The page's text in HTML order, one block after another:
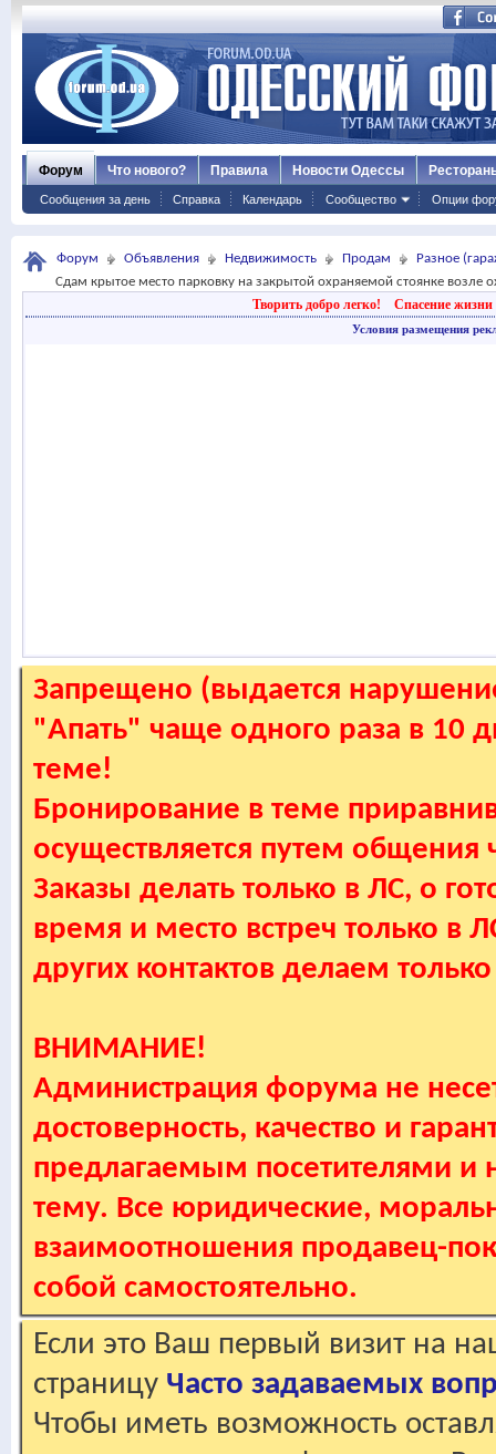
Форум
Сообщения за день Справка Календарь Сообщество Опции
Что нового? Правила Новости Одессы
Форум Объявления Недвижимость Продам
Разное
Сдам крытое место парковку на закрытой охраняемой стоянке возле
Творить добро легко! Спасение жизни
Условия размещения
Запрещено (выдается
"Апать" чаще одного раза в 10
теме!
Бронирование в теме
осуществляется путем
Заказы делать только в ЛС, о
время и место встреч только в
других контактов делаем
ВНИМАНИЕ!
Администрация форума не
достоверность, качество и
предлагаемым посетителями и
тему. Все юридические,
взаимоотношения продавец-
собой самостоятельно.
Если это Ваш первый визит на
страницу Часто задаваемых
Чтобы иметь возможность